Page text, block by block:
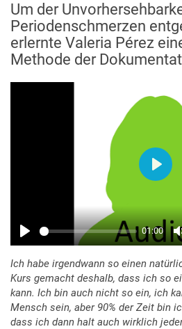
Um der
Periodenschmerzen
erlernte Valeria Pérez
Methode der
Ich habe irgendwann so einen
Kurs gemacht deshalb, dass ich so
kann. Ich bin auch nicht so ein, ich
Mensch sein, aber 90% der Zeit bin
dass ich dann halt auch wirklich